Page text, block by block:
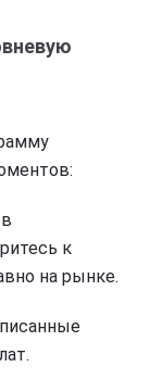
к
на рынке.